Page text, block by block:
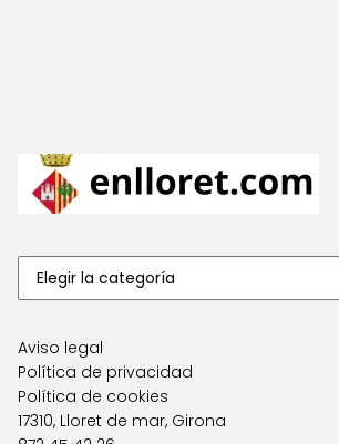
Aviso legal
Política de privacidad
Política de cookies
17310, Lloret de mar, Girona